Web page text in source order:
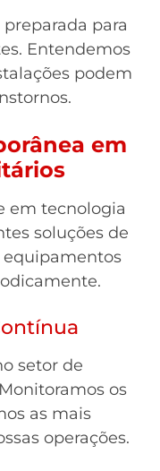
para
Entendemos
podem
em
em tecnologia
soluções de
equipamentos
setor de
os
as mais
operações.